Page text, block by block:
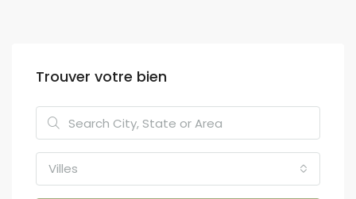
Trouver votre bien
Villes